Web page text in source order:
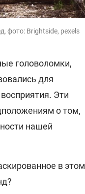
фото: Brightside, pexels
головоломки,
для
Эти
о том,
нашей
в этом